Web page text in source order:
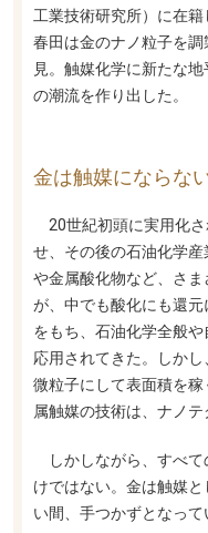
工業技術研究所）に在籍
春田は金のナノ粒子を
見。触媒化学に新たな
の潮流を作り出した。
金は触媒にならな
20世紀初頭に実用化さ
せ、その後の石油化学
や金属酸化物など、さ
が、中でも酸化にも還
をもち、石油化学全般
応用されてきた。しかし
微粒子にして表面積を
属触媒の技術は、ナノテ
しかしながら、すべて
けではない。金は触媒
い間、手つかずとなって